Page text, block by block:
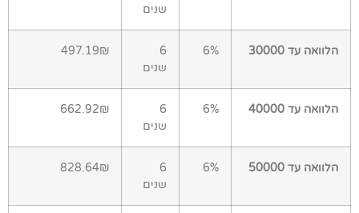
שנים
הלוואה עד 30000 6%
6
שנים
497.19₪
הלוואה עד 40000 6%
6
שנים
662.92₪
הלוואה עד 50000 6%
6
שנים
828.64₪